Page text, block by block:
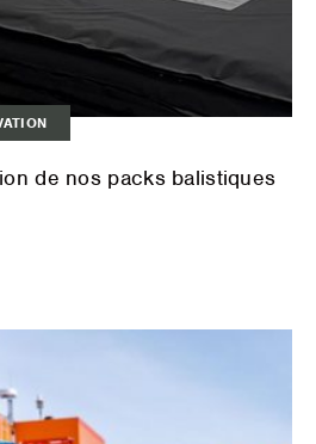
de nos packs balistiques